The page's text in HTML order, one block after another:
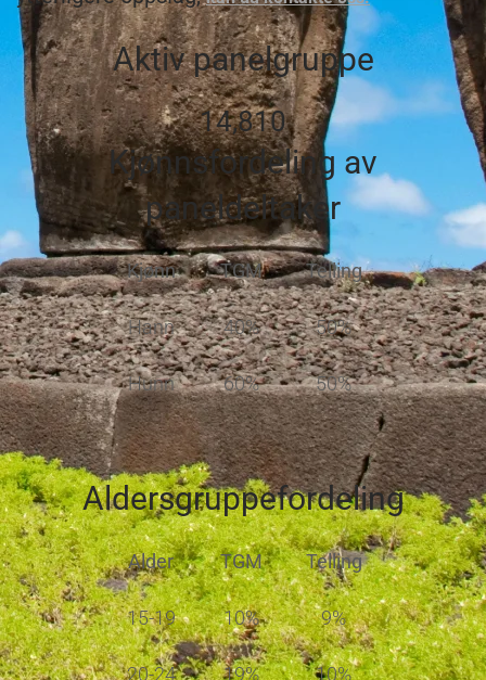
Aktiv panelgruppe
14,810
Kjønnsfordeling av
paneldeltaker
Kjønn TGM Telling
Hann 40% 50%
Hunn 60% 50%
Aldersgruppefordeling
Alder TGM Telling
15-19 10% 9%
20-24 19% 10%